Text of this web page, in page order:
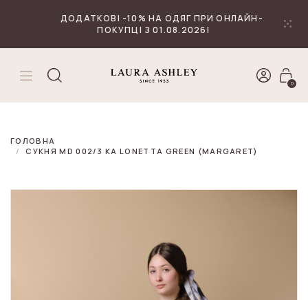
ДОДАТКОВІ -10% НА ОДЯГ ПРИ ОНЛАЙН-
ПОКУПЦІ З 01.08.2026!
0
ГОЛОВНА
СУКНЯ MD 002/3 KA LONETTA GREEN (MARGARET)